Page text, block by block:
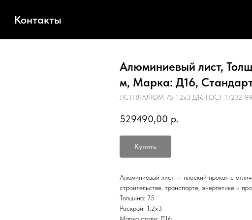
Контакты
Алюминиевый лист,
м, Марка: Д16,
ЛСТПЛАЛЮМ 75 1.2х3 Д16 ГОСТ 17232-99
529490,00 р.
Купить
Алюминиевый лист — плоский прокат с
строительстве, транспорте, энергетике и
Толщина: 75
Раскрой: 1.2х3